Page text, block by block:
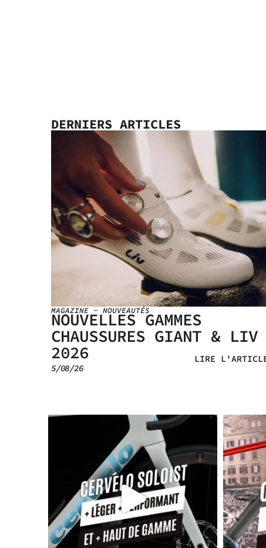
DERNIERS ARTICLES
MAGAZINE- NOUVEAUTÉS
NOUVELLES GAMMES
CHAUSSURES GIANT & LIV
2026
5/08/26
LIRE L'ARTICLE